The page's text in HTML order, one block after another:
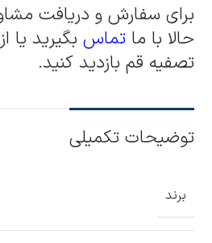
برای سفارش و دریافت
حالا با ما تماس بگیرید یا
تصفیه قم بازدید کنید.
توضیحات تکمیلی
برند